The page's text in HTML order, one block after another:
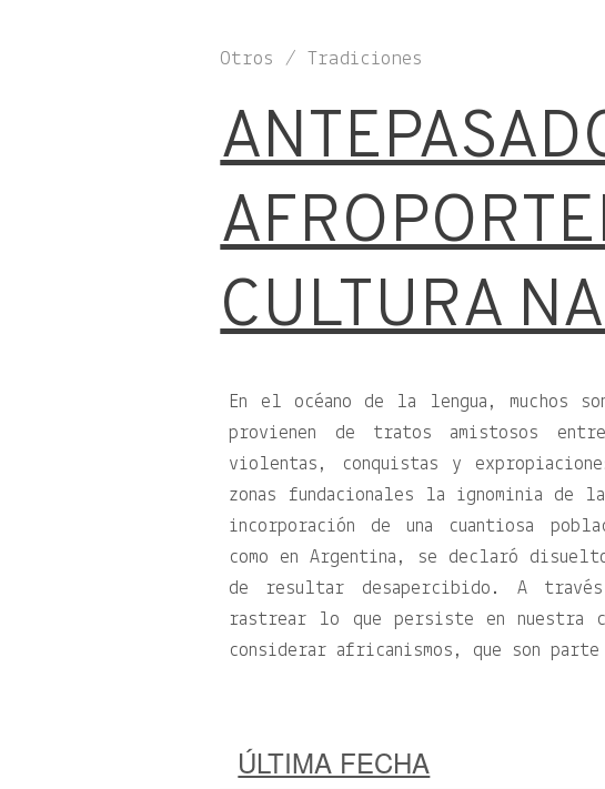
Otros / Tradiciones
CULTURA
En el océano de la lengua, muchos
provienen de tratos amistosos
violentas, conquistas y
zonas fundacionales la ignominia
incorporación de una cuantiosa
como en Argentina, se declaró
de resultar desapercibido. A
rastrear lo que persiste en nuestra
considerar africanismos, que son
ÚLTIMA FECHA